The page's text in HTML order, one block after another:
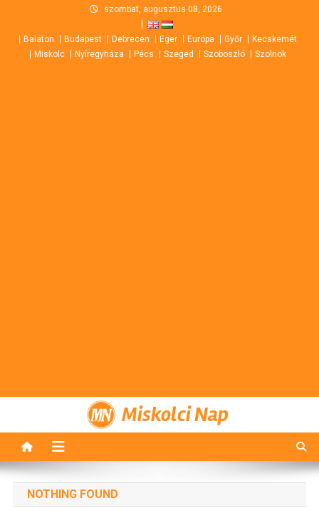
content
szombat, augusztus 08, 2026
Balaton Budapest Debrecen Eger Európa Győr
Kecskemét
Miskolc
Nyíregyháza Pécs Szeged Szoboszló Szolnok
Miskolci Nap
NOTHING FOUND